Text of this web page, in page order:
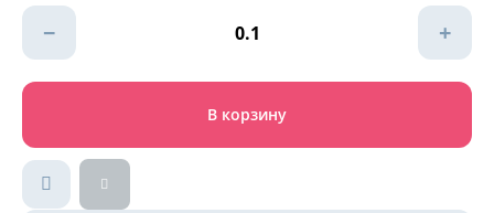
− +
В корзину